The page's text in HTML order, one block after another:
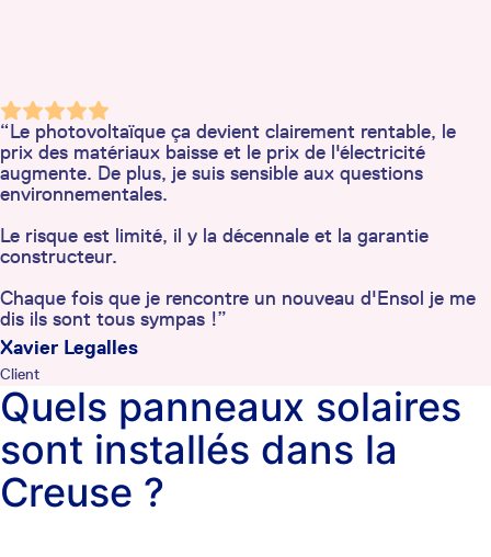
“Le photovoltaïque ça devient clairement rentable, le
prix des matériaux baisse et le prix de l'électricité
augmente. De plus, je suis sensible aux questions
environnementales.
Le risque est limité, il y la décennale et la garantie
constructeur.
Chaque fois que je rencontre un nouveau d'Ensol je me
dis ils sont tous sympas !”
Xavier Legalles
Client
Quels panneaux solaires
sont installés dans la
Creuse ?